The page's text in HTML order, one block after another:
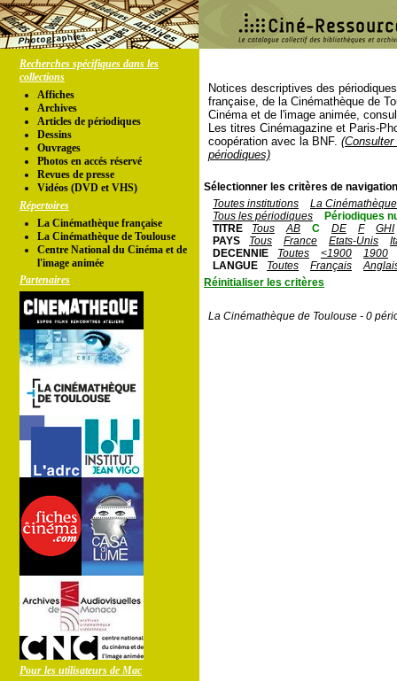
Recherches spécifiques dans les
collections
Affiches
Archives
Articles de périodiques
Dessins
Ouvrages
Photos en accés réservé
Revues de presse
Vidéos (DVD et VHS)
Répertoires
La Cinémathèque française
La Cinémathèque de Toulouse
Centre National du Cinéma et de
l'image animée
Partenaires
Pour les utilisateurs de Mac
Notices descriptives des
française, de la Cinémathèque de
Cinéma et de l'image animée,
Les titres Cinémagazine et Paris-
coopération avec la BNF.
périodiques)
Sélectionner les critères de
Toutes institutions
La
Tous les périodiques
Périodiques
TITRE
Tous AB C DE F
GHI
PAYS
Tous France Etats-Unis
DECENNIE
Toutes <1900
1900
LANGUE
Toutes Français
Réinitialiser les critères
La Cinémathèque de Toulouse - 0